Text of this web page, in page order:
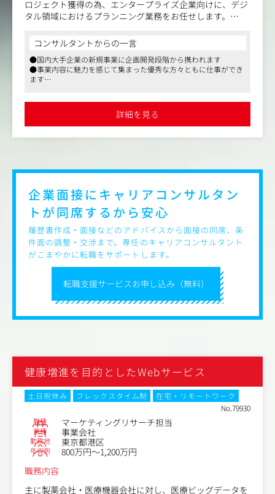
作業者としてではなく、個人の希望を考慮して、リサーチ
ャーやスペシャリスト、管理職を目指せるよう育成いたし
まずは1年で、マーケティングリサーチの基本的な知識・
スキルを身に付けていただき、プロとして、どこでも活躍
できるスキルを身に着けられるような育成環境がありま
す。
業務内容（変更の範囲）：会社の定める範囲
ロジェクト獲得の為、エンタープライズ企業向けに、デジ
タル領域におけるプランニング業務をお任せします。
CX（顧客体験）を起点に、デジタルを活用した新たなビジ
ネス／サービスの創出、既存サービスの成長支援、デジタ
ルマーケティング戦略立案など、幅広いDX支援プロジェク
トに携わっていただきます。
・市場・競合・ユーザーに関するリサーチ及び分析
・ペルソナ設計やカスタマージャーニーマップなどを用い
・社内外のエンジニア、データアナリスト、クリエイティ
・プロジェクトファシリテーション（ワークショップ設
計・実行、ステークホルダーマネジメント）
・受注後の実行支援（運用改善、KPI設計・モニタリン
グ、サービスグロース支援
【仕事内容（変更の範囲）】会社の定める範囲
コンサルタントからの一言
●国内大手企業の新規事業に企画開発段階から携われます
●事業内容に魅力を感じて集まった優秀な方々ともに仕事ができ
ます
詳細を見る
転職支援サービスお申し込み（無料）
企業面接にキャリアコンサルタン
トが同席するから安心
履歴書作成・面接などのアドバイスから面接の同席、条
件面の調整・交渉まで。専任のキャリアコンサルタント
がこまやかに転職をサポートします。
健康増進を目的としたWebサービス
土日祝休み フレックスタイム制
在宅・リモートワーク
No.79930
職種 マーケティングリサーチ担当
業種 事業会社
勤務地 東京都港区
年収例
800万円～1,200万円
職務内容
主に製薬会社・医療機器会社に対し、医療ビッグデータを